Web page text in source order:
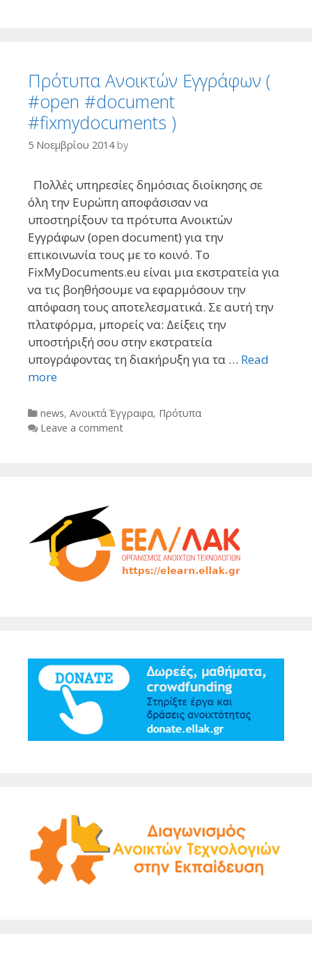
Πρότυπα Ανοικτών Εγγράφων (
#open #document
#fixmydocuments )
5 Νοεμβρίου 2014 by
Πολλές υπηρεσίες δημόσιας διοίκησης σε
όλη την Ευρώπη αποφάσισαν να
υποστηρίξουν τα πρότυπα Ανοικτών
Εγγράφων (open document) για την
επικοινωνία τους με το κοινό. Το
FixMyDocuments.eu είναι μια εκστρατεία για
να τις βοηθήσουμε να εφαρμόσουν την
απόφαση τους αποτελεσματικά. Σε αυτή την
πλατφόρμα, μπορείς να: Δείξεις την
υποστήριξή σου στην εκστρατεία
υπογράφοντας τη διακήρυξη για τα … Read
more
Categories
news, Ανοικτά Έγγραφα, Πρότυπα
Leave a comment